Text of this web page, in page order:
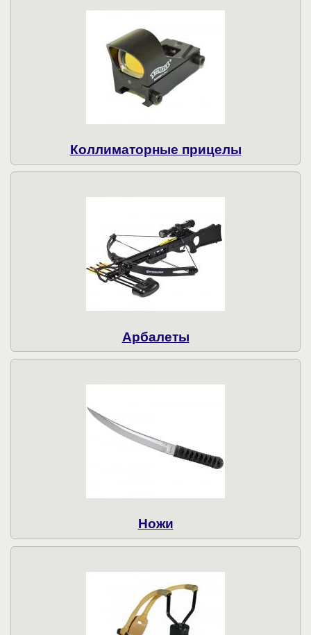
Коллиматорные прицелы
Арбалеты
Ножи